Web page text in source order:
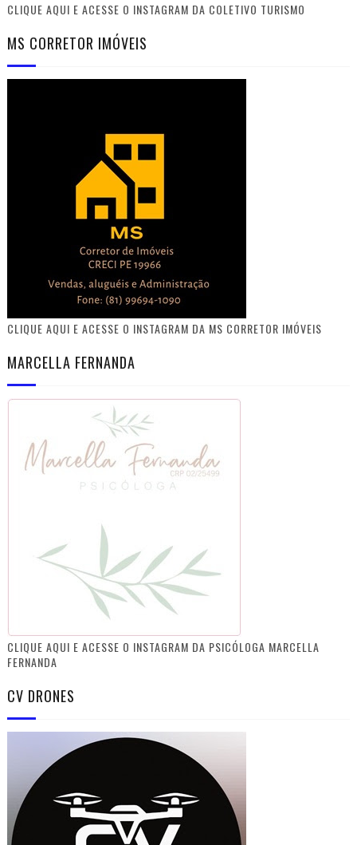
CLIQUE AQUI E ACESSE O INSTAGRAM DA COLETIVO TURISMO
MS CORRETOR IMÓVEIS
CLIQUE AQUI E ACESSE O INSTAGRAM DA MS CORRETOR IMÓVEIS
MARCELLA FERNANDA
CLIQUE AQUI E ACESSE O INSTAGRAM DA PSICÓLOGA MARCELLA
FERNANDA
CV DRONES